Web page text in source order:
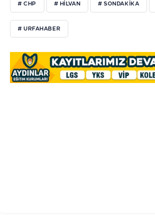
# CHP # HILVAN # SONDAKIKA
# URFAHABER